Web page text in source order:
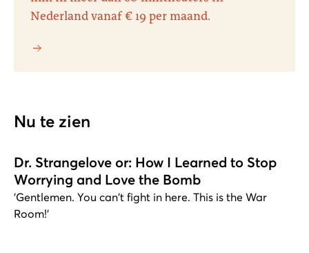
Nederland vanaf € 19 per maand.
Nu te zien
Dr. Strangelove or: How I Learned to Stop
Worrying and Love the Bomb
'Gentlemen. You can't fight in here. This is the War
Room!'